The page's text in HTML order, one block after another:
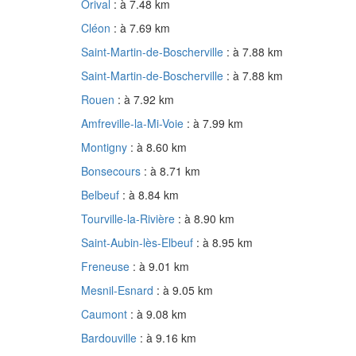
Orival : à 7.48 km
Cléon : à 7.69 km
Saint-Martin-de-Boscherville : à 7.88 km
Saint-Martin-de-Boscherville : à 7.88 km
Rouen : à 7.92 km
Amfreville-la-Mi-Voie : à 7.99 km
Montigny : à 8.60 km
Bonsecours : à 8.71 km
Belbeuf : à 8.84 km
Tourville-la-Rivière : à 8.90 km
Saint-Aubin-lès-Elbeuf : à 8.95 km
Freneuse : à 9.01 km
Mesnil-Esnard : à 9.05 km
Caumont : à 9.08 km
Bardouville : à 9.16 km